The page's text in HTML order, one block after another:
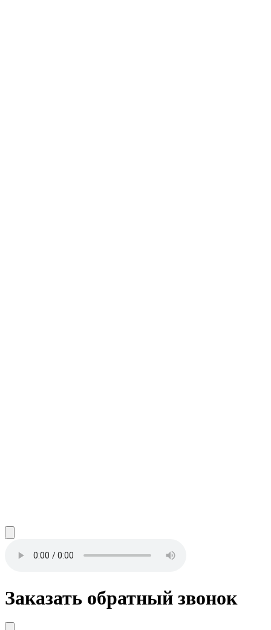
Заказать обратный звонок